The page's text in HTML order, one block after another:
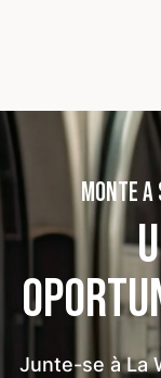
MONTE A
Junte-se à La